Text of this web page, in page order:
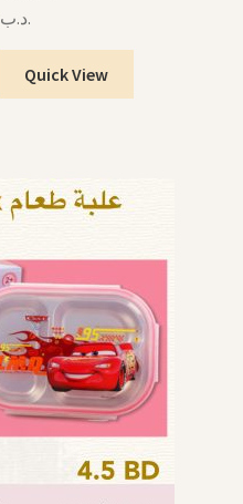
.د.ب
Quick View